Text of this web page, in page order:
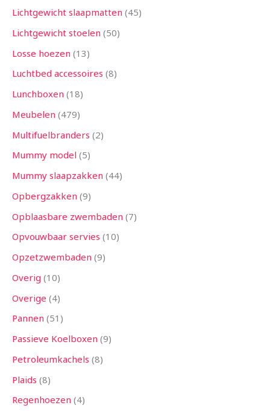
Lichtgewicht slaapmatten 45
Lichtgewicht stoelen 50
Losse hoezen 13
Luchtbed accessoires 8
Lunchboxen 18
Meubelen 479
Multifuelbranders 2
Mummy model 5
Mummy slaapzakken 44
Opbergzakken 9
Opblaasbare zwembaden 7
Opvouwbaar servies 10
Opzetzwembaden 9
Overig 10
Overige 4
Pannen 51
Passieve Koelboxen 9
Petroleumkachels 8
Plaids 8
Regenhoezen 4